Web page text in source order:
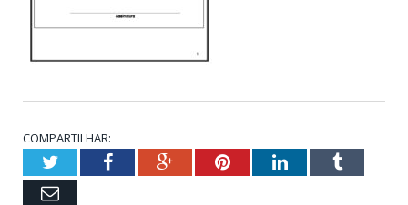
COMPARTILHAR:
TwitterFacebookGoogle+PinterestLinkedInTumblr
Email